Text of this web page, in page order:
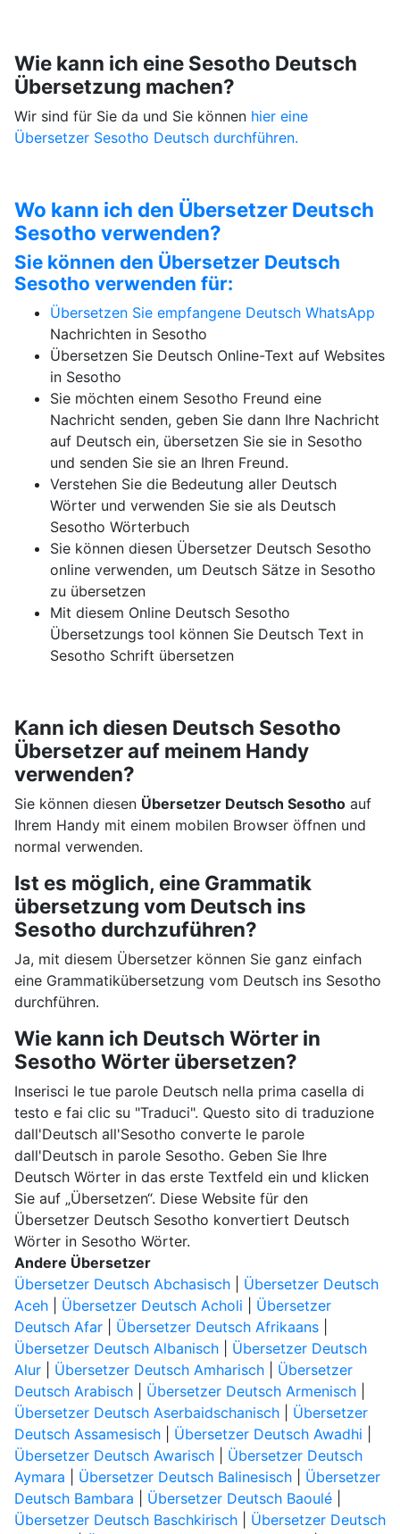
Wie kann ich eine Sesotho Deutsch
Übersetzung machen?
Wir sind für Sie da und Sie können hier eine
Übersetzer Sesotho Deutsch durchführen.
Wo kann ich den Übersetzer Deutsch
Sesotho verwenden?
Sie können den Übersetzer Deutsch
Sesotho verwenden für:
Übersetzen Sie empfangene Deutsch WhatsApp
Nachrichten in Sesotho
Übersetzen Sie Deutsch Online-Text auf Websites
in Sesotho
Sie möchten einem Sesotho Freund eine
Nachricht senden, geben Sie dann Ihre Nachricht
auf Deutsch ein, übersetzen Sie sie in Sesotho
und senden Sie sie an Ihren Freund.
Verstehen Sie die Bedeutung aller Deutsch
Wörter und verwenden Sie sie als Deutsch
Sesotho Wörterbuch
Sie können diesen Übersetzer Deutsch Sesotho
online verwenden, um Deutsch Sätze in Sesotho
zu übersetzen
Mit diesem Online Deutsch Sesotho
Übersetzungs tool können Sie Deutsch Text in
Sesotho Schrift übersetzen
Kann ich diesen Deutsch Sesotho
Übersetzer auf meinem Handy
verwenden?
Sie können diesen Übersetzer Deutsch Sesothoauf
Ihrem Handy mit einem mobilen Browser öffnen und
normal verwenden.
Ist es möglich, eine Grammatik
übersetzung vom Deutsch ins
Sesotho durchzuführen?
Ja, mit diesem Übersetzer können Sie ganz einfach
eine Grammatikübersetzung vom Deutsch ins Sesotho
durchführen.
Wie kann ich Deutsch Wörter in
Sesotho Wörter übersetzen?
Inserisci le tue parole Deutsch nella prima casella di
testo e fai clic su "Traduci". Questo sito di traduzione
dall'Deutsch all'Sesotho converte le parole
dall'Deutsch in parole Sesotho. Geben Sie Ihre
Deutsch Wörter in das erste Textfeld ein und klicken
Sie auf „Übersetzen“. Diese Website für den
Übersetzer Deutsch Sesotho konvertiert Deutsch
Wörter in Sesotho Wörter.
Andere Übersetzer
Übersetzer Deutsch Abchasisch| Übersetzer Deutsch
Aceh| Übersetzer Deutsch Acholi
Übersetzer
Deutsch Afar| Übersetzer Deutsch Afrikaans|
Übersetzer Deutsch Albanisch| Übersetzer Deutsch
Alur| Übersetzer Deutsch Amharisch| Übersetzer
Deutsch Arabisch| Übersetzer Deutsch Armenisch|
Übersetzer Deutsch Aserbaidschanisch| Übersetzer
Deutsch Assamesisch| Übersetzer Deutsch Awadhi
Übersetzer Deutsch Awarisch| Übersetzer Deutsch
Aymara
Übersetzer Deutsch Balinesisch| Übersetzer
Deutsch Bambara
Übersetzer Deutsch Baoulé|
Übersetzer Deutsch Baschkirisch| Übersetzer Deutsch